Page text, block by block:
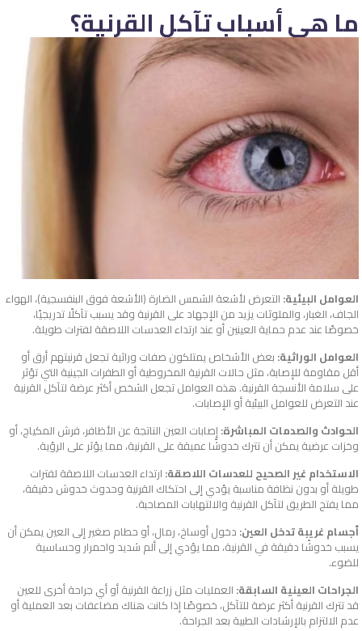
ما هي أسباب تآكل القرنية؟
العوامل البيئية: التعرض لأشعة الشمس الضارة (الأشعة فوق البنفسجية)، الهواء
الجاف، الغبار، والملوثات يزيد من الإجهاد على القرنية وقد يسبب تآكلًا تدريجيًا،
خصوصًا عند عدم حماية العينين أو عند ارتداء العدسات اللاصقة لفترات طويلة.
العوامل الوراثية: بعض الأشخاص يمتلكون صفات وراثية تجعل قرنيتهم أرق أو
أقل مقاومة للإصابة، مثل حالات القرنية المخروطية أو الطفرات الجينية التي تؤثر
على سلامة الأنسجة القرنية. هذه العوامل تجعل الشخص أكثر عرضة لتآكل القرنية
عند التعرض للعوامل البيئية أو الإصابات.
الحوادث والصدمات المباشرة: إصابات العين الناتجة عن الأظافر، فرش المكياج، أو
وخزات عرضية يمكن أن تترك خدوشًا عميقة على القرنية، مما يؤثر على الرؤية.
الاستخدام غير الصحيح للعدسات اللاصقة: ارتداء العدسات اللاصقة لفترات
طويلة أو بدون نظافة مناسبة يؤدي إلى احتكاك القرنية وحدوث خدوش دقيقة،
مما يفتح الطريق لتآكل القرنية والالتهابات المصاحبة.
أجسام غريبة تدخل العين: دخول أوساخ، رمال، أو حطام صغير إلى العين يمكن أن
يسبب خدوشًا دقيقة في القرنية، مما يؤدي إلى ألم شديد واحمرار وحساسية
للضوء.
الجراحات العينية السابقة: العمليات مثل زراعة القرنية أو أي جراحة أخرى للعين
قد تترك القرنية أكثر عرضة للتآكل، خصوصًا إذا كانت هناك مضاعفات بعد العملية أو
عدم الالتزام بالإرشادات الطبية بعد الجراحة.